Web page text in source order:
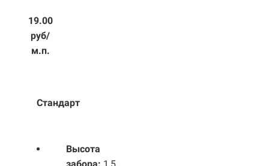
19.00
руб/
м.п.
Стандарт
Высота